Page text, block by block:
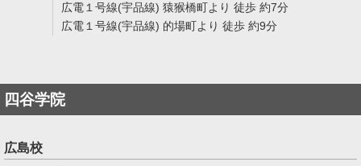
広電１号線(宇品線) 猿猴橋町より 徒歩 約7分
広電１号線(宇品線) 的場町より 徒歩 約9分
四谷学院
広島校